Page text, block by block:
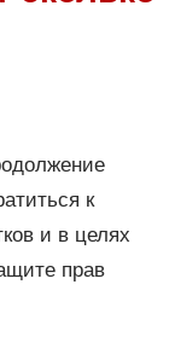
к
и в целях
прав